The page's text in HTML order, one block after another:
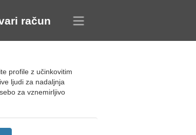
račun
profile z učinkovitim
ljudi za nadaljnja
za vznemirljivo